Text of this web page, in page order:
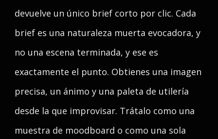
devuelve un único brief corto por clic. Cada
brief es una naturaleza muerta evocadora, y
no una escena terminada, y ese es
exactamente el punto. Obtienes una imagen
precisa, un ánimo y una paleta de utilería
desde la que improvisar. Trátalo como una
muestra de moodboard o como una sola